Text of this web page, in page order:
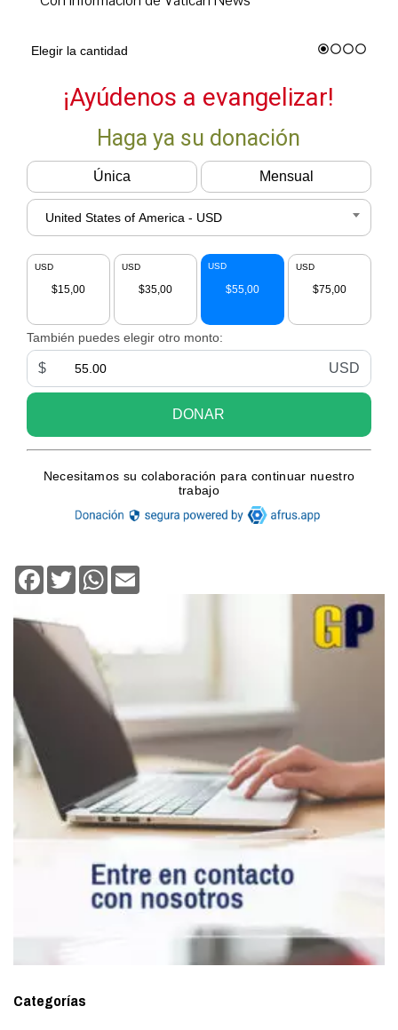
Facebook
TwitterWhatsApp
Categorías